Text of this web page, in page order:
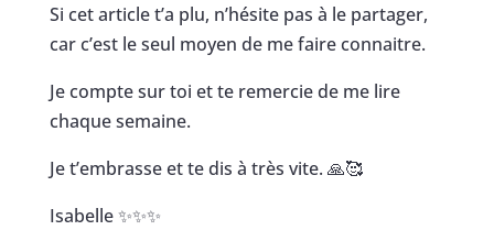
Si cet article t’a plu, n’hésite pas à le partager,
car c’est le seul moyen de me faire connaitre.
Je compte sur toi et te remercie de me lire
chaque semaine.
Je t’embrasse et te dis à très vite. 🙏🥰
Isabelle ✨✨✨